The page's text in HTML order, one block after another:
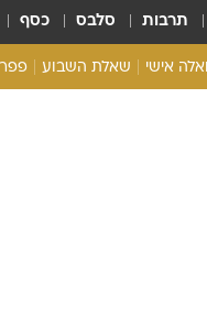
תרבות סלבס כסף
וואלה אישי שאלת השבוע